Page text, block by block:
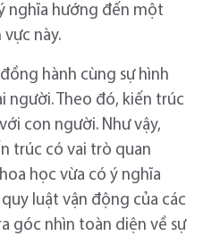
nghĩa hướng đến một
này.
hành cùng sự hình
người. Theo đó, kiến trúc
con người. Như vậy,
trúc có vai trò quan
học vừa có ý nghĩa
luật vận động của các
góc nhìn toàn diện về sự